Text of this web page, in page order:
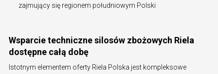
zajmujący się regionem południowym Polski
Wsparcie techniczne silosów zbożowych Riela
dostępne całą dobę
Istotnym elementem oferty Riela Polska jest kompleksowe